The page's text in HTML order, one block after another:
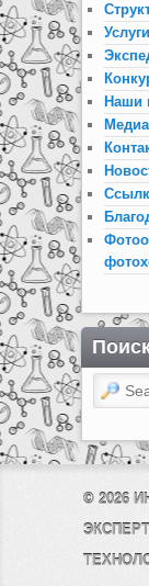
Услуги
Наши
Медиа
Search
© 2026